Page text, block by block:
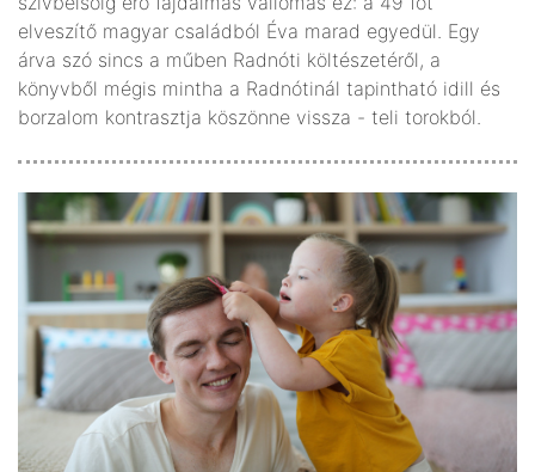
elveszítő magyar családból Éva marad egyedül. Egy
árva szó sincs a műben Radnóti költészetéről, a
könyvből mégis mintha a Radnótinál tapintható idill és
borzalom kontrasztja köszönne vissza - teli torokból.